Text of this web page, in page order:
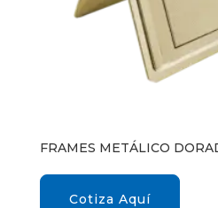
FRAMES METÁLICO
Cotiza Aquí